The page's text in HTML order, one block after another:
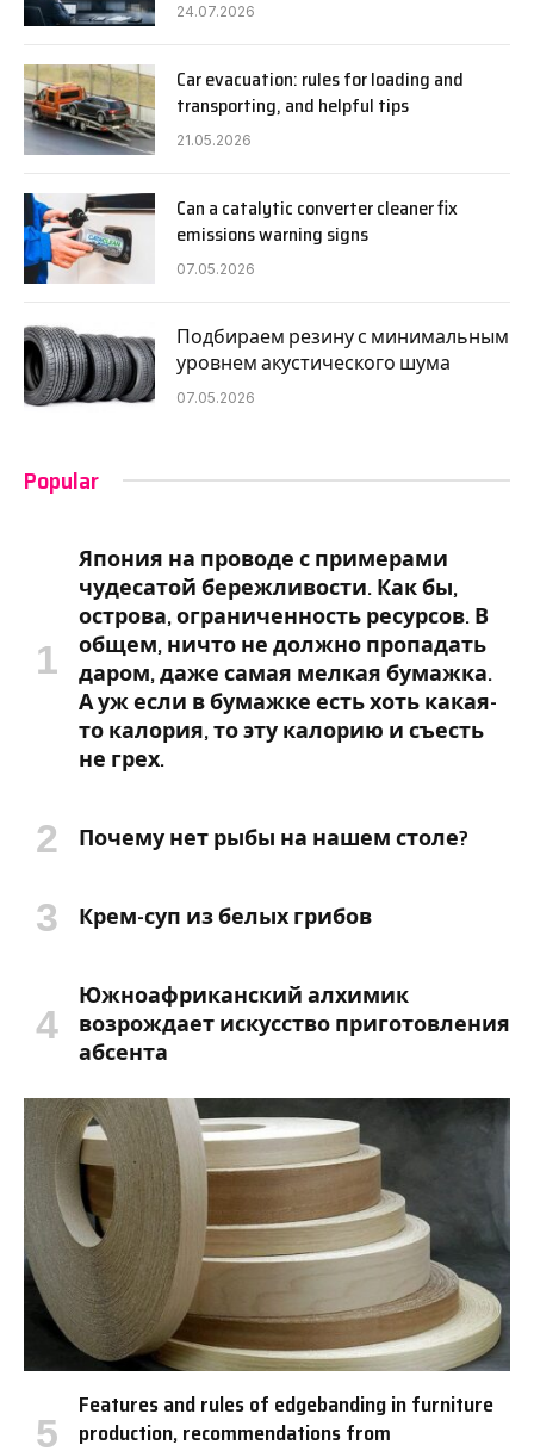
24.07.2026
Car evacuation: rules for loading and
transporting, and helpful tips
21.05.2026
Can a catalytic converter cleaner fix
emissions warning signs
07.05.2026
Подбираем резину с минимальным
уровнем акустического шума
07.05.2026
Popular
Япония на проводе с примерами
чудесатой бережливости. Как бы,
острова, ограниченность ресурсов. В
общем, ничто не должно пропадать
даром, даже самая мелкая бумажка.
А уж если в бумажке есть хоть какая-
то калория, то эту калорию и съесть
не грех.
Почему нет рыбы на нашем столе?
Крем-суп из белых грибов
Южноафриканский алхимик
возрождает искусство приготовления
абсента
Features and rules of edgebanding in furniture
production, recommendations from